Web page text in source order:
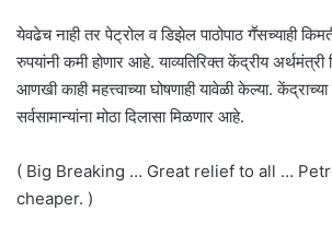
येवढेच नाही तर पेट्रोल व डिझेल पाठोपाठ गॕसच्याही
रुपयांनी कमी होणार आहे. याव्यतिरिक्त केंद्रीय अर्थमंत्री
आणखी काही महत्त्वाच्या घोषणाही यावेळी केल्या. केंद्राच्या
सर्वसामान्यांना मोठा दिलासा मिळणार आहे.
( Big Breaking … Great relief to all …
cheaper. )